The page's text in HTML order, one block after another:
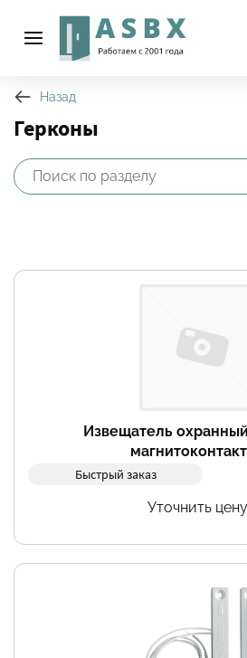
Назад
Герконы
Извещатель
Быстрый заказ
Уточнить цену